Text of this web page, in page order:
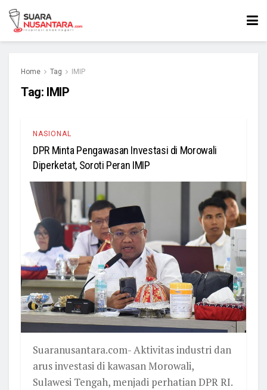
Home Tag IMIP
Tag: IMIP
NASIONAL
DPR Minta Pengawasan Investasi di Morowali
Diperketat, Soroti Peran IMIP
Suaranusantara.com- Aktivitas industri dan
arus investasi di kawasan Morowali,
Sulawesi Tengah, menjadi perhatian DPR RI.